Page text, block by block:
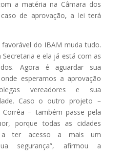
a matéria na Câmara dos
de aprovação, a lei terá
favorável do IBAM muda tudo.
e ela já está com as
Agora é aguardar sua
esperamos a aprovação
vereadores e sua
Caso o outro projeto –
– também passe pela
porque todas as cidades
a ter acesso a mais um
segurança”, afirmou a